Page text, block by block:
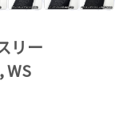
リー
WS